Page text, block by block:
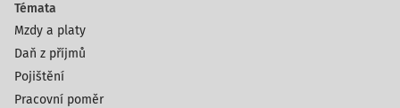
Témata
Mzdy a platy
Daň z příjmů
Pojištění
Pracovní poměr